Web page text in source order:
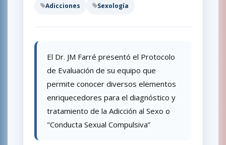
Adicciones Sexología
El Dr. JM Farré presentó el Protocolo
de Evaluación de su equipo que
permite conocer diversos elementos
enriquecedores para el diagnóstico y
tratamiento de la Adicción al Sexo o
"Conducta Sexual Compulsiva”